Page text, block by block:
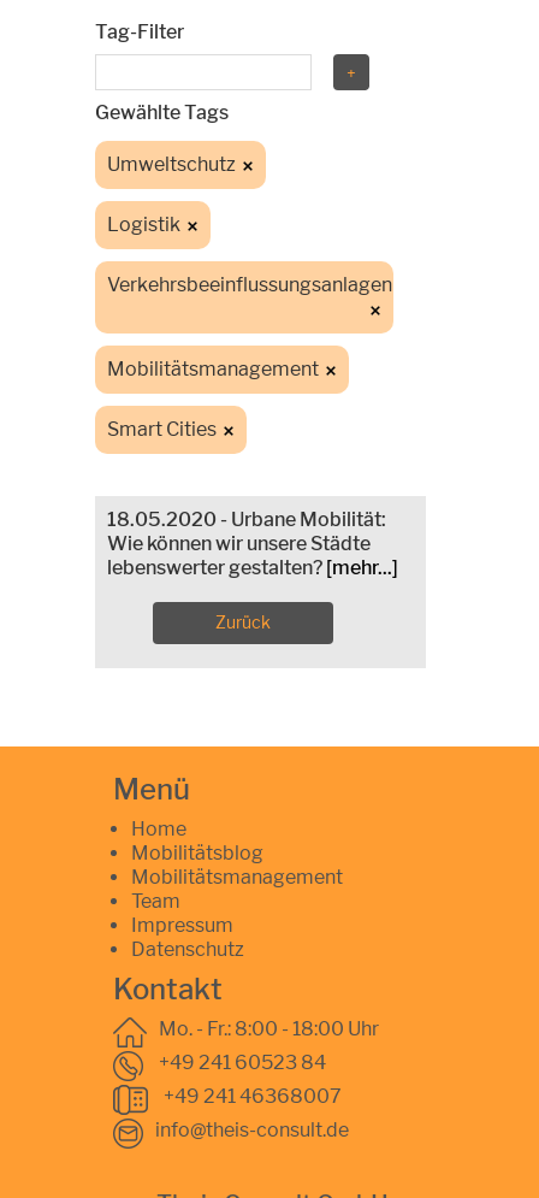
Tag-Filter
Gewählte Tags
Umweltschutz
Logistik
Verkehrsbeeinflussungsanlagen
Mobilitätsmanagement
Smart Cities
18.05.2020 - Urbane Mobilität:
Wie können wir unsere Städte
lebenswerter gestalten? [mehr...]
Zurück
Menü
Home
Mobilitätsblog
Mobilitätsmanagement
Team
Impressum
Datenschutz
Kontakt
Mo. - Fr.: 8:00 - 18:00 Uhr
+49 241 60523 84
+49 241 46368007
info@theis-consult.de